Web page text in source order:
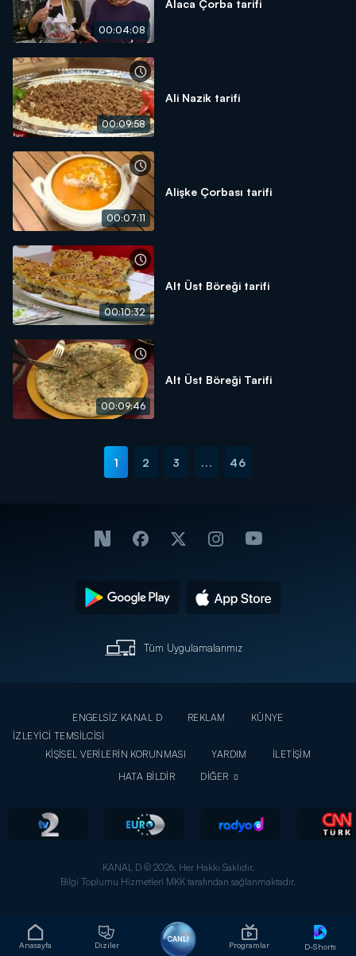
Anasayfa Diziler
CANLI
Programlar D-Shorts
00:04:08
Alaca Çorba tarifi
00:09:58
Ali Nazik tarifi
00:07:11
Alişke Çorbası tarifi
00:10:32
Alt Üst Böreği tarifi
00:09:46
Alt Üst Böreği Tarifi
1 2 3 ... 46
Tüm Uygulamalarımız
ENGELSİZ KANAL D REKLAM
KÜNYE
İZLEYİCİ TEMSİLCİSİ
KİŞİSEL VERİLERİN KORUNMASI
YARDIM
İLETİŞİM
HATA BİLDİR
DİĞER
KANAL D © 2026. Her Hakkı Saklıdır.
Bilgi Toplumu Hizmetleri MKK tarafından sağlanmaktadır.